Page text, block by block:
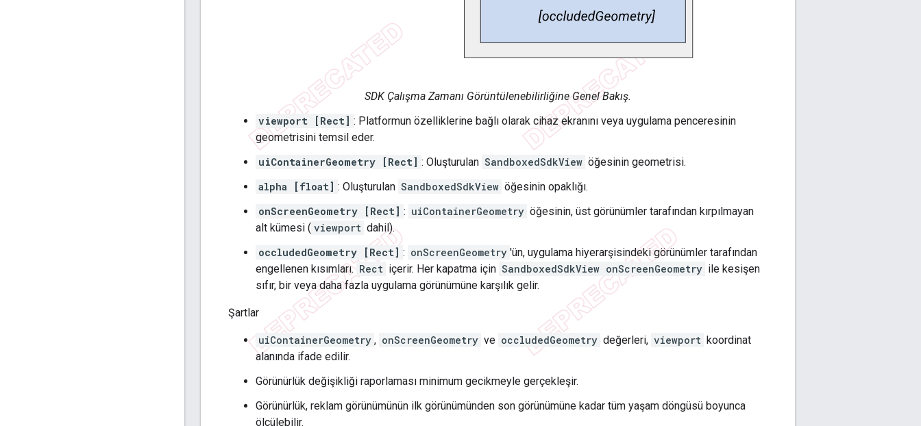
SDK Çalışma Zamanı Görüntülenebilirliğine Genel Bakış.
viewport [Rect] : Platformun özelliklerine bağlı olarak cihaz ekranını veya uygulama penceresinin
geometrisini temsil eder.
uiContainerGeometry [Rect] : Oluşturulan SandboxedSdkView öğesinin geometrisi.
alpha [float] : Oluşturulan SandboxedSdkView öğesinin opaklığı.
onScreenGeometry [Rect] : uiContainerGeometry öğesinin, üst görünümler tarafından kırpılmayan
alt kümesi ( viewport dahil).
occludedGeometry [Rect] : onScreenGeometry 'ün, uygulama hiyerarşisindeki görünümler tarafından
engellenen kısımları. Rect içerir. Her kapatma için SandboxedSdkView onScreenGeometry ile kesişen
sıfır, bir veya daha fazla uygulama görünümüne karşılık gelir.
Şartlar
uiContainerGeometry , onScreenGeometry ve occludedGeometry değerleri, viewport koordinat
alanında ifade edilir.
Görünürlük değişikliği raporlaması minimum gecikmeyle gerçekleşir.
Görünürlük, reklam görünümünün ilk görünümünden son görünümüne kadar tüm yaşam döngüsü boyunca
ölçülebilir.